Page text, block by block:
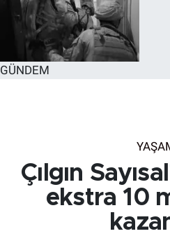
GÜNDEM
Çılgın
ekstra 10